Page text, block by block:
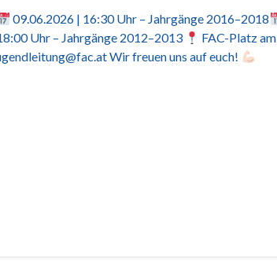
09.06.2026 | 16:30 Uhr – Jahrgänge 2016–2018
Uhr – Jahrgänge 2012–2013
FAC-Platz am
Wir freuen uns auf euch!